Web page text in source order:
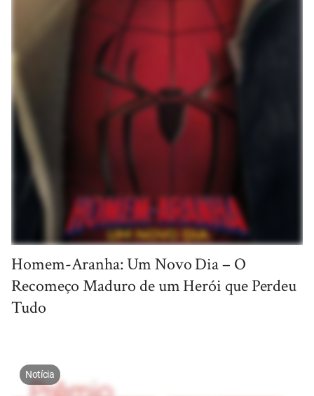
Homem-Aranha: Um Novo Dia – O
Recomeço Maduro de um Herói que Perdeu
Tudo
Notícia